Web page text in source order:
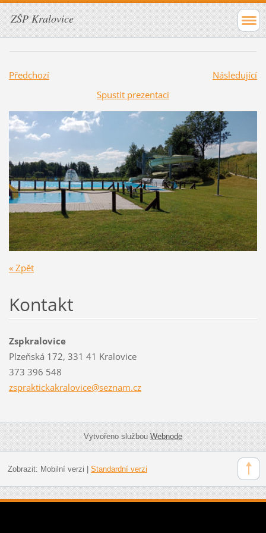
ZŠP Kralovice
Předchozí
Následující
Spustit prezentaci
« Zpět
Kontakt
Zspkralovice
Plzeňská 172, 331 41 Kralovice
373 396 548
zspraktickakralovice@seznam.cz
Vytvořeno službouWebnode
Zobrazit: Mobilní verzi Standardní verzi